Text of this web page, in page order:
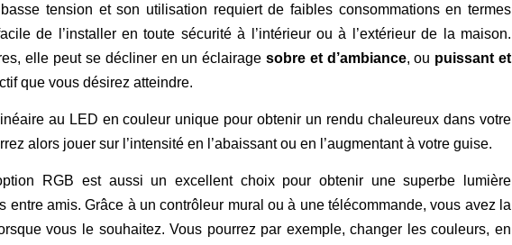
tension et son utilisation requiert de faibles consommations en termes
de l’installer en toute sécurité à l’intérieur ou à l’extérieur de la maison.
elle peut se décliner en un éclairage sobre et d’ambiance, ou puissant et
que vous désirez atteindre.
au LED en couleur unique pour obtenir un rendu chaleureux dans votre
alors jouer sur l’intensité en l’abaissant ou en l’augmentant à votre guise.
RGB est aussi un excellent choix pour obtenir une superbe lumière
entre amis. Grâce à un contrôleur mural ou à une télécommande, vous avez la
vous le souhaitez. Vous pourrez par exemple, changer les couleurs, en